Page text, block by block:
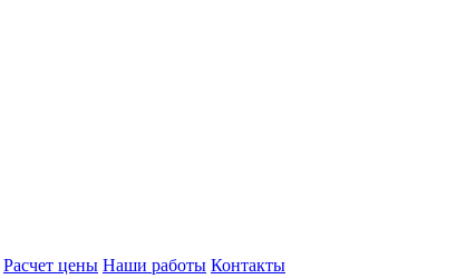
Расчет цены Наши работы Контакты